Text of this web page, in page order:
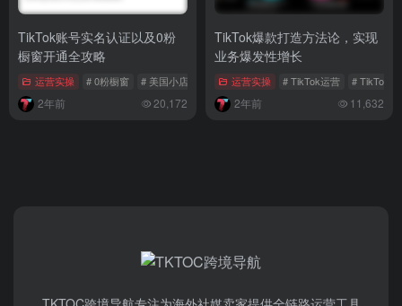
TikTok账号实名认证以及0粉
橱窗开通全攻略
运营实操 # 0粉橱窗 # 美国小店 # TikTok实名认证
2年前 20,172
TikTok爆款打造方法论，实现
业务爆发性增长
运营实操 # TikTok运营 # TikTok选
2年前 11,632